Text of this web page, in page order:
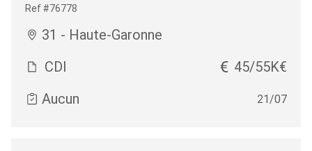
Ref #76778
31 - Haute-Garonne
CDI
45/55K€
Aucun
21/07